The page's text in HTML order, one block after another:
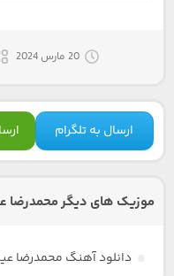
20 مارس 2024
ارسال به تلگرام
موزیک های دیگر محمدرضا
دانلود آهنگ محمدرضا